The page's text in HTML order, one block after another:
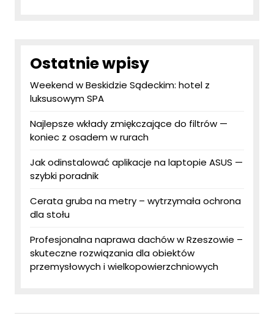
Ostatnie wpisy
Weekend w Beskidzie Sądeckim: hotel z
luksusowym SPA
Najlepsze wkłady zmiękczające do filtrów —
koniec z osadem w rurach
Jak odinstalować aplikacje na laptopie ASUS —
szybki poradnik
Cerata gruba na metry – wytrzymała ochrona
dla stołu
Profesjonalna naprawa dachów w Rzeszowie –
skuteczne rozwiązania dla obiektów
przemysłowych i wielkopowierzchniowych